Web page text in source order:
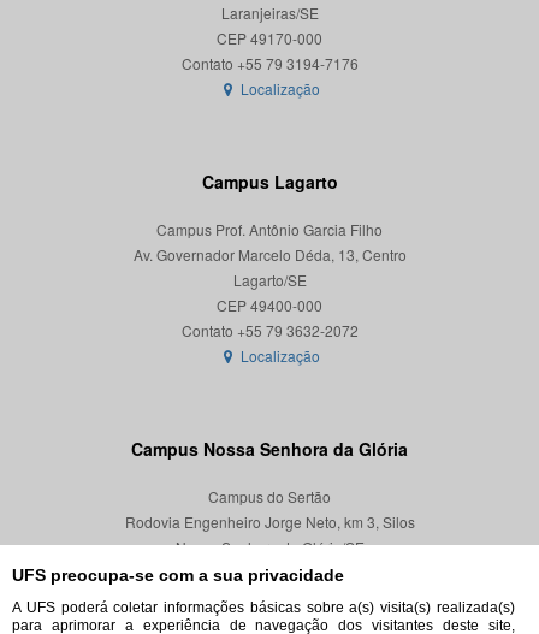
UFS preocupa-se com a sua privacidade
A UFS poderá coletar informações básicas sobre a(s) visita(s) realizada(s)
para aprimorar a experiência de navegação dos visitantes deste site,
Laranjeiras/SE
CEP 49170-000
Localização
Campus Lagarto
Campus Prof. Antônio Garcia Filho
Av. Governador Marcelo Déda, 13, Centro
Lagarto/SE
CEP 49400-000
Localização
Campus Nossa Senhora da Glória
Campus do Sertão
Rodovia Engenheiro Jorge Neto, km 3, Silos
Nossa Senhora da Glória/SE
CEP 49680-000
Localização